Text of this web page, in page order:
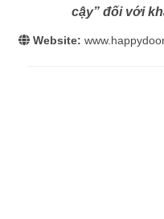
cậy” đối với
Website: